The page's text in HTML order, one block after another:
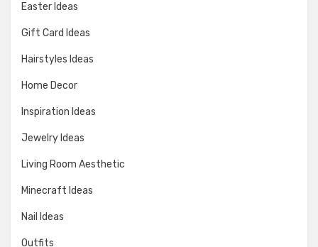
Easter Ideas
Gift Card Ideas
Hairstyles Ideas
Home Decor
Inspiration Ideas
Jewelry Ideas
Living Room Aesthetic
Minecraft Ideas
Nail Ideas
Outfits